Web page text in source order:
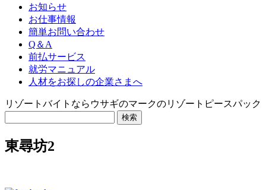
お知らせ
お仕事情報
簡単お問い合わせ
Q＆A
前払サービス
就労マニュアル
人材をお探しの企業さまへ
リゾートバイトならウサギのマークのリゾートピースパック
東尋坊2